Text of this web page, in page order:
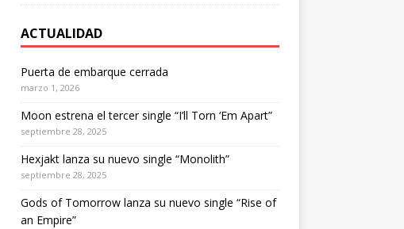
ACTUALIDAD
Puerta de embarque cerrada
marzo 1, 2026
Moon estrena el tercer single “I’ll Torn ‘Em Apart”
septiembre 28, 2025
Hexjakt lanza su nuevo single “Monolith”
septiembre 28, 2025
Gods of Tomorrow lanza su nuevo single “Rise of
an Empire”